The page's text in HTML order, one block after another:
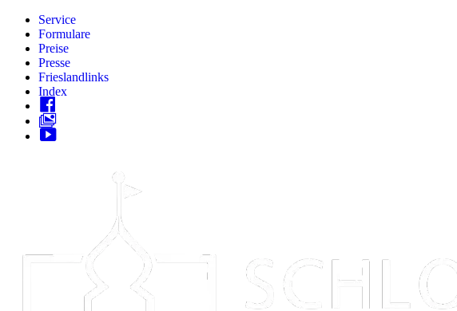
Zum
Inhalt
springen
Service
Formulare
Preise
Presse
Frieslandlinks
Index